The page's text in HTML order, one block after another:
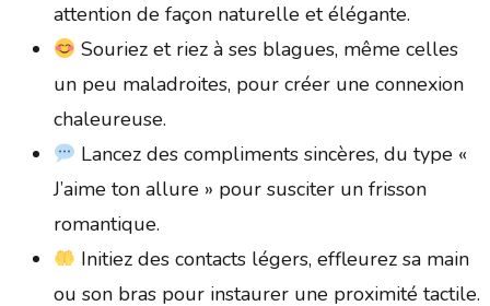
attention de façon naturelle et élégante.
Souriez et riez à ses blagues, même celles
un peu maladroites, pour créer une connexion
chaleureuse.
Lancez des compliments sincères, du type «
J’aime ton allure » pour susciter un frisson
romantique.
Initiez des contacts légers, effleurez sa main
ou son bras pour instaurer une proximité tactile.